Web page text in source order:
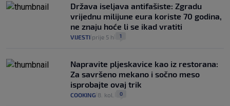
Država iseljava antifašiste: Zgradu
vrijednu milijune eura koriste 70 godina,
ne znaju hoće li se ikad vratiti
VIJESTI prije 5 h 1
Napravite pljeskavice kao iz restorana:
Za savršeno mekano i sočno meso
isprobajte ovaj trik
COOKING 8. kol. 0